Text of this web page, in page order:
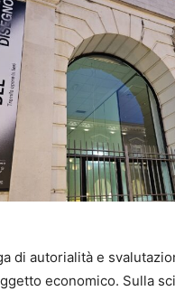
di autorialità e
economico. Sulla